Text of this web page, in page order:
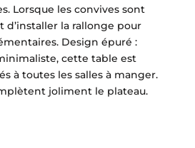
Lorsque les convives sont
d’installer la rallonge pour
Design épuré :
cette table est
à toutes les salles à manger.
joliment le plateau.